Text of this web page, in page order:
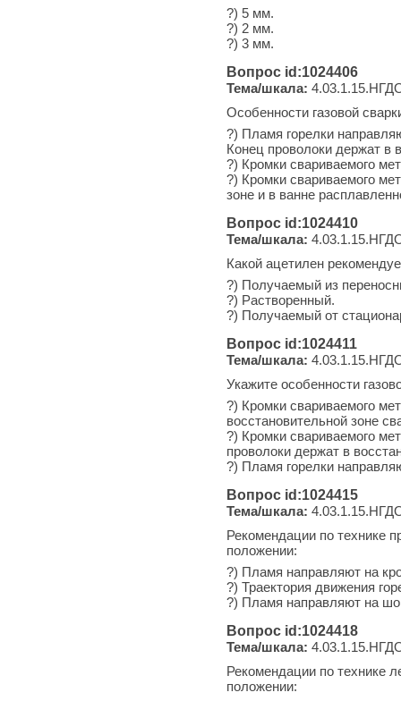
?) 5 мм.
?) 2 мм.
?) 3 мм.
Вопрос id:1024406
Тема/шкала:
Особенности газовой
?) Пламя горелки
Конец проволоки держат в
?) Кромки свариваемого
?) Кромки свариваемого
зоне и в ванне
Вопрос id:1024410
Тема/шкала:
Какой ацетилен
?) Получаемый из
?) Растворенный.
?) Получаемый от
Вопрос id:1024411
Тема/шкала:
Укажите особенности
?) Кромки свариваемого
восстановительной зоне
?) Кромки свариваемого
проволоки держат в
?) Пламя горелки
Вопрос id:1024415
Тема/шкала:
Рекомендации по технике
положении:
?) Пламя направляют на
?) Траектория движения
?) Пламя направляют на
Вопрос id:1024418
Тема/шкала:
Рекомендации по технике
положении: